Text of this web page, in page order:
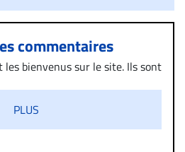
commentaires
les bienvenus sur le site. Ils sont
politique de modération,
le site vous dérange, prenez
PLUS